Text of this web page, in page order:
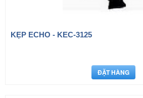
KẸP ECHO - KEC-3125